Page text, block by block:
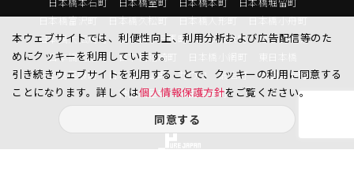
日本橋富沢町
日本橋久松町 日本橋人形町
日本橋小舟町
日本橋大伝馬町
日本橋小伝馬町 日本橋浜町
日本橋中洲
日本橋蛎殻町
日本橋箱崎町 日本橋小網町
東日本橋
日本橋馬喰町
日本橋横山町 丸の内 鍛冶町
神田鍛冶町
神田紺屋町
神田美倉町
本ウェブサイトでは、利便性向上、利用分析および広告配信等のた
めにクッキーを利用しています。
引き続きウェブサイトを利用することで、クッキーの利用に同意する
ことになります。詳しくは個人情報保護方針をご覧ください。
同意する